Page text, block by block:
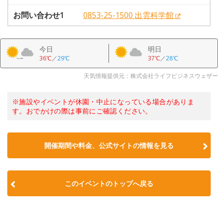
お問い合わせ1
0853-25-1500 出雲科学館
今日
36℃／29℃
明日
37℃／28℃
天気情報提供元：株式会社ライフビジネスウェザー
※施設やイベントが休園・中止になっている場合がありま
す。おでかけの際は事前にご確認ください。
開催期間や料金、公式サイトの情報を見る
このイベントのトップへ戻る